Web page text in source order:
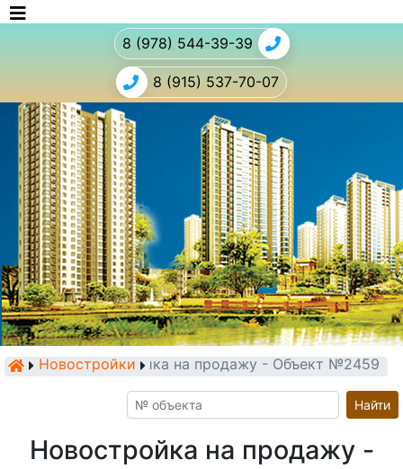
8 (978) 544-39-39
8 (915) 537-70-07
Новостройки
Новостройка на продажу - Объект №2459
Найти
Новостройка на продажу -